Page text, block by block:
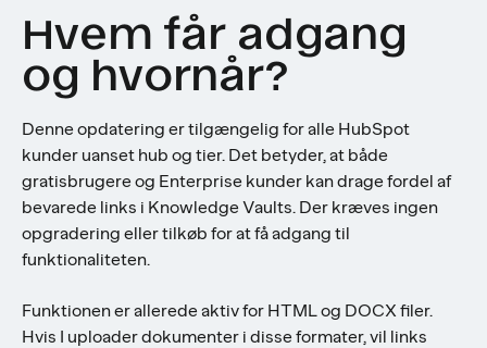
Hvem får adgang
og hvornår?
Denne opdatering er tilgængelig for alle HubSpot
kunder uanset hub og tier. Det betyder, at både
gratisbrugere og Enterprise kunder kan drage fordel af
bevarede links i Knowledge Vaults. Der kræves ingen
opgradering eller tilkøb for at få adgang til
funktionaliteten.
Funktionen er allerede aktiv for HTML og DOCX filer.
Hvis I uploader dokumenter i disse formater, vil links